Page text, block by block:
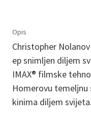
Opis
Christopher
ep snimljen diljem
IMAX® filmske
Homerovu temeljnu
kinima diljem svijeta.